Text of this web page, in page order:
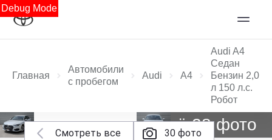
Debug Mode
Главная
Автомобили
с пробегом
Audi A4
Audi A4
Седан
Бензин 2,0
л 150 л.с.
Робот
Смотреть все 30 фото
Ещё 28 фото